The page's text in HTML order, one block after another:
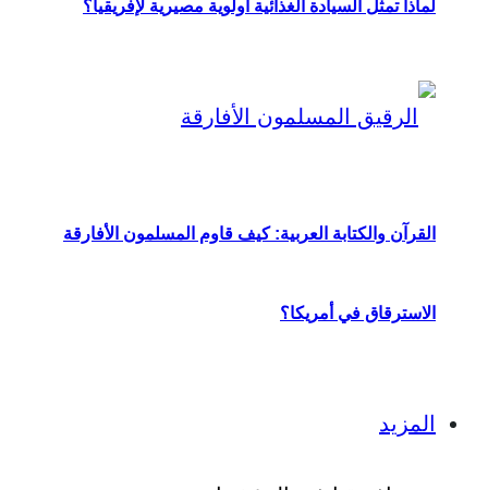
لماذا تمثل السيادة الغذائية أولوية مصيرية لإفريقيا؟
القرآن والكتابة العربية: كيف قاوم المسلمون الأفارقة
الاسترقاق في أمريكا؟
المزيد